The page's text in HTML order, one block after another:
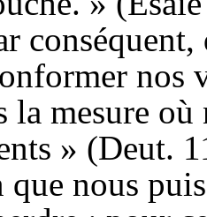
nos
la mesure où
» (Deut.
que nous